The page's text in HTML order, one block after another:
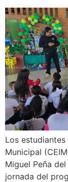
Los
Municipal
Miguel Peña
jornada del